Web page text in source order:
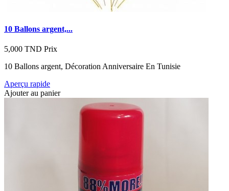
10 Ballons argent,...
5,000 TND Prix
10 Ballons argent, Décoration Anniversaire En Tunisie
Aperçu rapide
Ajouter au panier